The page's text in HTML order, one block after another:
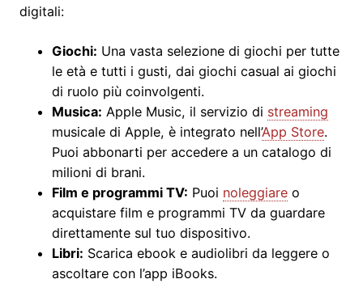
digitali:
Giochi: Una vasta selezione di giochi per tutte
le età e tutti i gusti, dai giochi casual ai giochi
di ruolo più coinvolgenti.
Musica: Apple Music, il servizio di streaming
musicale di Apple, è integrato nell’App Store.
Puoi abbonarti per accedere a un catalogo di
milioni di brani.
Film e programmi TV: Puoi noleggiare o
acquistare film e programmi TV da guardare
direttamente sul tuo dispositivo.
Libri: Scarica ebook e audiolibri da leggere o
ascoltare con l’app iBooks.